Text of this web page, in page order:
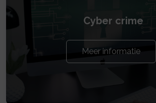
Cyber crime
Meer informatie